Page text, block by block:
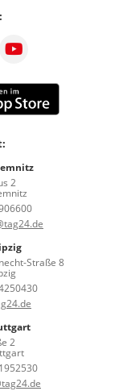
2
Straße 8
2